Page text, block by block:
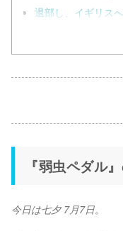
退部し、イギリスへ
『弱虫ペダル
今日は七夕 7月7日。